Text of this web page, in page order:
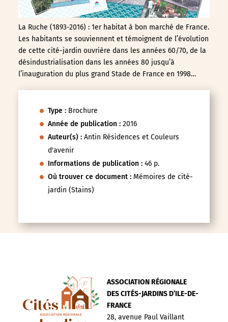
La Ruche (1893-2016) : 1er habitat à bon marché de France.
Les habitants se souviennent et témoignent de l’évolution
de cette cité-jardin ouvrière dans les années 60/70, de la
désindustrialisation dans les années 80 jusqu’à
l’inauguration du plus grand Stade de France en 1998…
Type : Brochure
Année de publication : 2016
Auteur(s) : Antin Résidences et Couleurs
d'avenir
Informations de publication : 46 p.
Où trouver ce document : Mémoires de cité-
jardin (Stains)
ASSOCIATION RÉGIONALE
DES CITÉS-JARDINS D’ILE-DE-
FRANCE
28, avenue Paul Vaillant